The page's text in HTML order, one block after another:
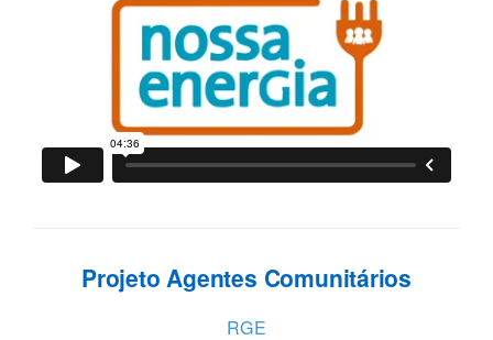
Projeto Agentes Comunitários
RGE